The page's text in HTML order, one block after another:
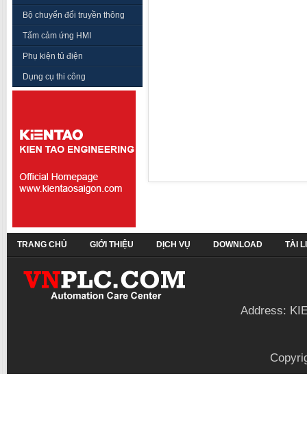
Bộ chuyển đổi truyền thông
Tấm cảm ứng HMI
Phụ kiện tủ điện
Dụng cụ thi công
TRANG CHỦ GIỚI THIỆU DỊCH VỤ DOWNLOAD TÀI
Address: